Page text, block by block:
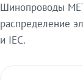
Шинопроводы
распределение
и IEC.